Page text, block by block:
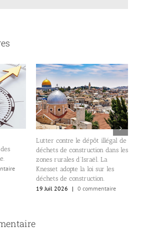
Lutter contre le dépôt illégal de
déchets de construction dans les
zones rurales d’Israël. La
Knesset adopte la loi sur les
déchets de construction.
19 Juil 2026
| 0 commentaire